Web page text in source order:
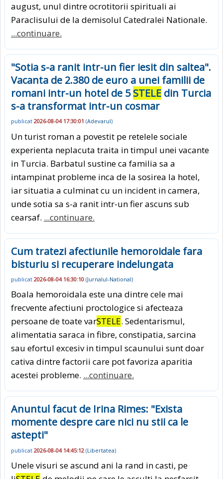
august, unul dintre ocrotitorii spirituali ai
Paraclisului de la demisolul Catedralei Nationale.
...continuare.
"Sotia s-a ranit intr-un fier iesit din saltea".
Vacanta de 2.380 de euro a unei familii de
romani intr-un hotel de 5STELE din Turcia
s-a transformat intr-un cosmar
publicat 2026-08-04 17:30:01 (Adevarul)
Un turist roman a povestit pe retelele sociale
experienta neplacuta traita in timpul unei vacante
in Turcia. Barbatul sustine ca familia sa a
intampinat probleme inca de la sosirea la hotel,
iar situatia a culminat cu un incident in camera,
unde sotia sa s-a ranit intr-un fier ascuns sub
cearsaf. ...continuare.
Cum tratezi afectiunile hemoroidale fara
bisturiu si recuperare indelungata
publicat 2026-08-04 16:30:10 (Jurnalul-National)
Boala hemoroidala este una dintre cele mai
frecvente afectiuni proctologice si afecteaza
persoane de toate varSTELE. Sedentarismul,
alimentatia saraca in fibre, constipatia, sarcina
sau efortul excesiv in timpul scaunului sunt doar
cativa dintre factorii care pot favoriza aparitia
acestei probleme. ...continuare.
Anuntul facut de Irina Rimes: "Exista
momente despre care nici nu stii ca le
astepti"
publicat 2026-08-04 14:45:12 (Libertatea)
Unele visuri se ascund ani la rand in casti, pe